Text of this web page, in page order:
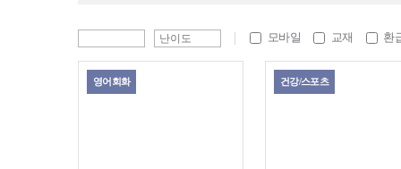
모바일 교재 환
영어회화 건강/스포츠